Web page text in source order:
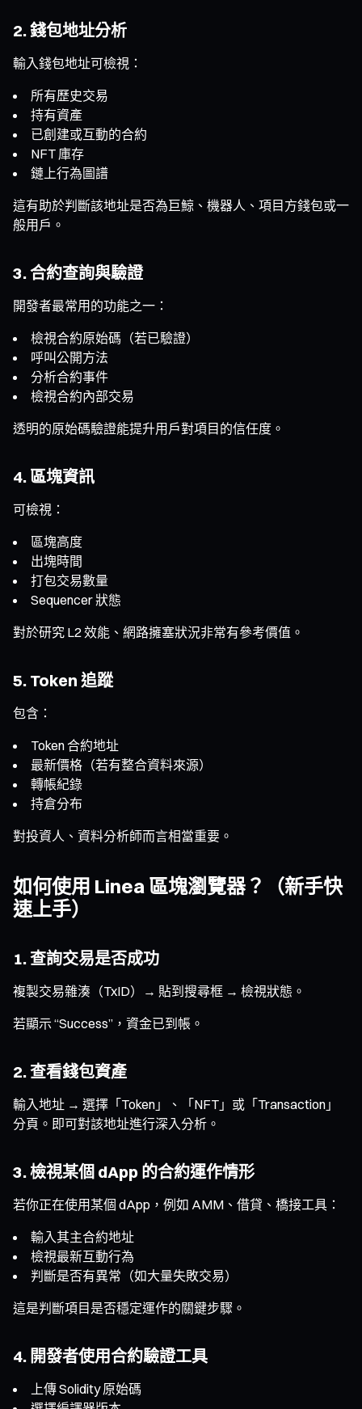
2. 錢包地址分析
輸入錢包地址可檢視：
所有歷史交易
持有資產
已創建或互動的合約
NFT 庫存
鏈上行為圖譜
這有助於判斷該地址是否為巨鯨、機器人、項目方錢包或一
般用戶。
3. 合約查詢與驗證
開發者最常用的功能之一：
檢視合約原始碼（若已驗證）
呼叫公開方法
分析合約事件
檢視合約內部交易
透明的原始碼驗證能提升用戶對項目的信任度。
4. 區塊資訊
可檢視：
區塊高度
出塊時間
打包交易數量
Sequencer 狀態
對於研究 L2 效能、網路擁塞狀況非常有參考價值。
5. Token 追蹤
包含：
Token 合約地址
最新價格（若有整合資料來源）
轉帳紀錄
持倉分布
對投資人、資料分析師而言相當重要。
如何使用 Linea 區塊瀏覽器？（新手快
速上手）
1. 查詢交易是否成功
複製交易雜湊（TxID）→ 貼到搜尋框 → 檢視狀態。
若顯示 “Success”，資金已到帳。
2. 查看錢包資產
輸入地址 → 選擇「Token」、「NFT」或「Transaction」
分頁。即可對該地址進行深入分析。
3. 檢視某個 dApp 的合約運作情形
若你正在使用某個 dApp，例如 AMM、借貸、橋接工具：
輸入其主合約地址
檢視最新互動行為
判斷是否有異常（如大量失敗交易）
這是判斷項目是否穩定運作的關鍵步驟。
4. 開發者使用合約驗證工具
上傳 Solidity 原始碼